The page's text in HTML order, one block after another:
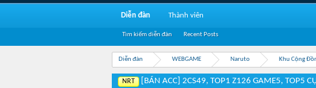
Diễn đàn WEBGAME Naruto Khu Cộng
NRT [BÁN ACC] 2CS49, TOP1 Z126 GAME5, TOP5
Diễn đàn
Tìm kiếm diễn đàn Recent Posts
Thành viên